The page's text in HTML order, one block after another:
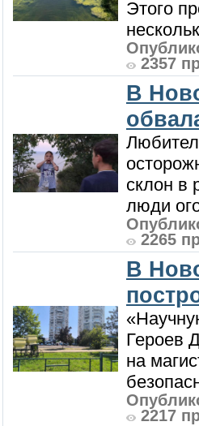
Этого
2357
В
склон в
люди
2265
В
Героев
на
2217